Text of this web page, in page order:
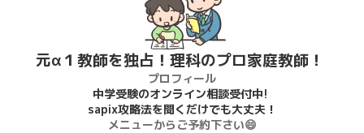
元α１教師を独占！理科のプロ家庭教師！
プロフィール
中学受験のオンライン相談受付中!
sapix攻略法を聞くだけでも大丈夫！
メニューからご予約下さい😄